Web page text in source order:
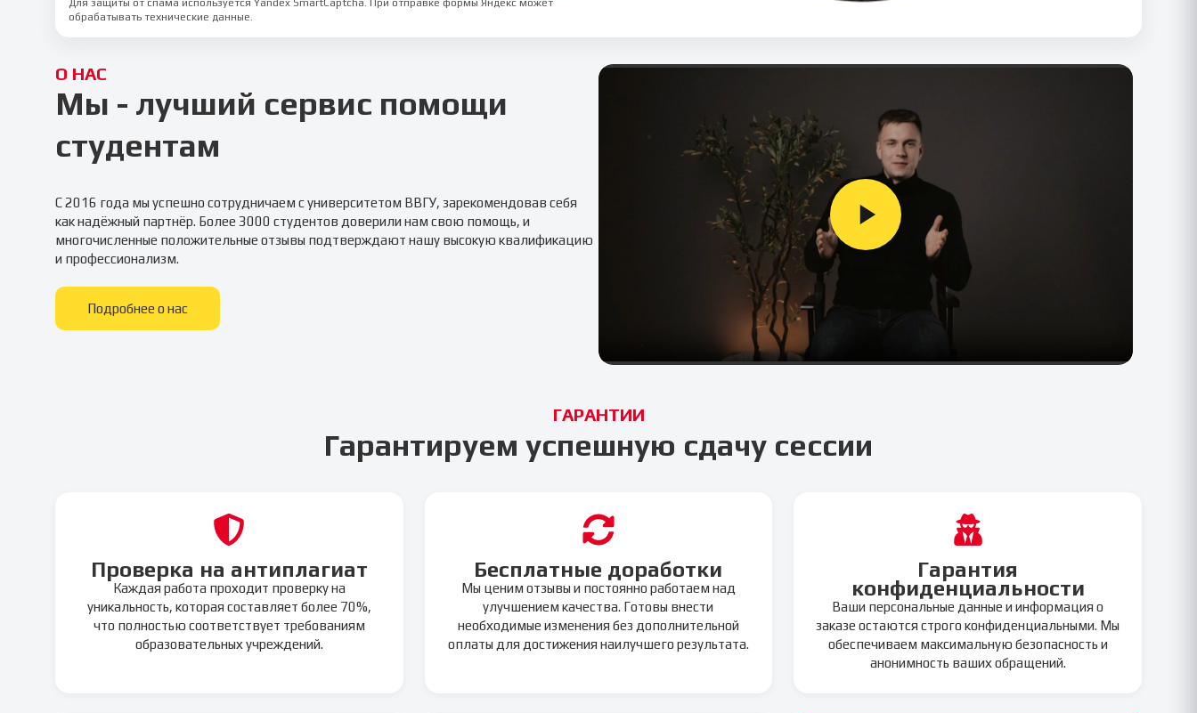
Для защиты от спама используется Yandex SmartCaptcha. При отправке формы Яндекс может
обрабатывать технические данные.
О НАС
Мы - лучший сервис помощи
студентам
С 2016 года мы успешно сотрудничаем с университетом ВВГУ, зарекомендовав себя
как надёжный партнёр. Более 3000 студентов доверили нам свою помощь, и
многочисленные положительные отзывы подтверждают нашу высокую квалификацию
и профессионализм.
Подробнее о нас
ГАРАНТИИ
Гарантируем успешную сдачу сессии
Проверка на антиплагиат
Каждая работа проходит проверку на
уникальность, которая составляет более 70%,
что полностью соответствует требованиям
образовательных учреждений.
Бесплатные доработки
Мы ценим отзывы и постоянно работаем над
улучшением качества. Готовы внести
необходимые изменения без дополнительной
оплаты для достижения наилучшего результата.
Гарантия
конфиденциальности
Ваши персональные данные и информация о
заказе остаются строго конфиденциальными. Мы
обеспечиваем максимальную безопасность и
анонимность ваших обращений.